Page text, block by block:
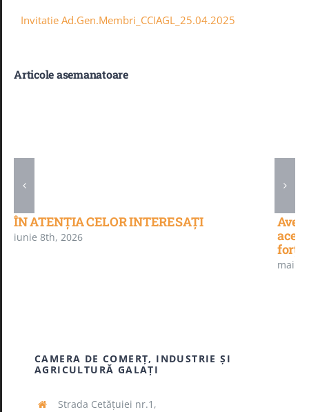
Invitatie Ad.Gen.Membri_CCIAGL_25.04.2025
Articole asemanatoare
ÎN ATENȚIA CELOR INTERESAȚI
iunie 8th, 2026
forță
mai
CAMERA DE COMERŢ, INDUSTRIE ŞI
AGRICULTURĂ GALAŢI
Strada Cetăţuiei nr.1,